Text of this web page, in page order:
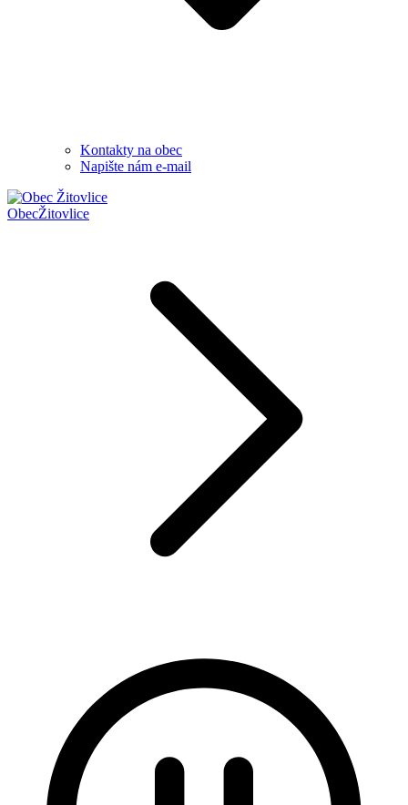
Kontakty na obec
Napište nám e-mail
ObecŽitovlice